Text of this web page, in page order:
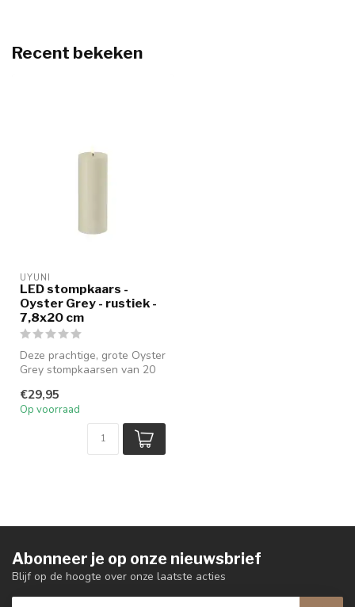
Recent bekeken
UYUNI
LED stompkaars -
Oyster Grey - rustiek -
7,8x20 cm
Deze prachtige, grote Oyster
Grey stompkaarsen van 20
pr...
€29,95
Op voorraad
Abonneer je op onze nieuwsbrief
Blijf op de hoogte over onze laatste acties